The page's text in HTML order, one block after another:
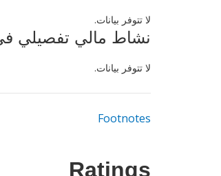
لا تتوفر بيانات.
نشاط مالي تفصيلي في 2026/07/
لا تتوفر بيانات.
Footnotes